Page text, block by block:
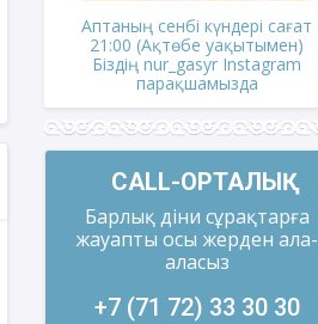
Аптаның сенбі күндері сағат
21:00 (Ақтөбе уақытымен)
Біздің nur_gasyr Instagram
парақшамызда
CALL-ОРТАЛЫҚ
Барлық діни сұрақтарға
жауапты осы жерден ала-
аласыз
+7 (71 72) 33 30 30